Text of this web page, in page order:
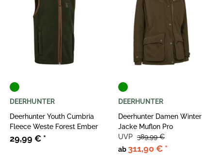
DEERHUNTER
Deerhunter Youth Cumbria
Fleece Weste Forest Ember
29,99 € *
DEERHUNTER
Deerhunter Damen Winter
Jacke Muflon Pro
ab 311,90 € *
UVP 389,99 €